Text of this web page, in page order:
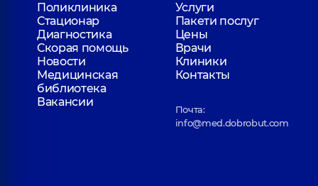
Ковальчук Татьяна Сергеевна
Дерматовенеролог; Дерматовенеролог
Вербицкая Людмила Викторовна
Дерматовенеролог; Дерматовенеролог детский;
Поликлиника
Услуги
Стационар
Пакети послуг
Диагностика
Цены
Скорая помощь
Врачи
Новости
Клиники
Медицинская
библиотека
Контакты
Вакансии
Почта:
info@med.dobrobut.com